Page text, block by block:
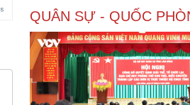
QUÂN SỰ - QUỐC